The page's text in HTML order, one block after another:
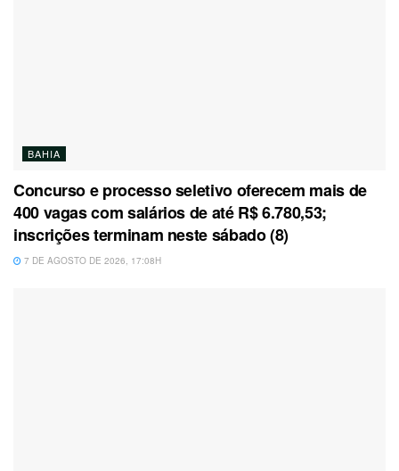
BAHIA
Concurso e processo seletivo oferecem mais de
400 vagas com salários de até R$ 6.780,53;
inscrições terminam neste sábado (8)
7 DE AGOSTO DE 2026, 17:08H